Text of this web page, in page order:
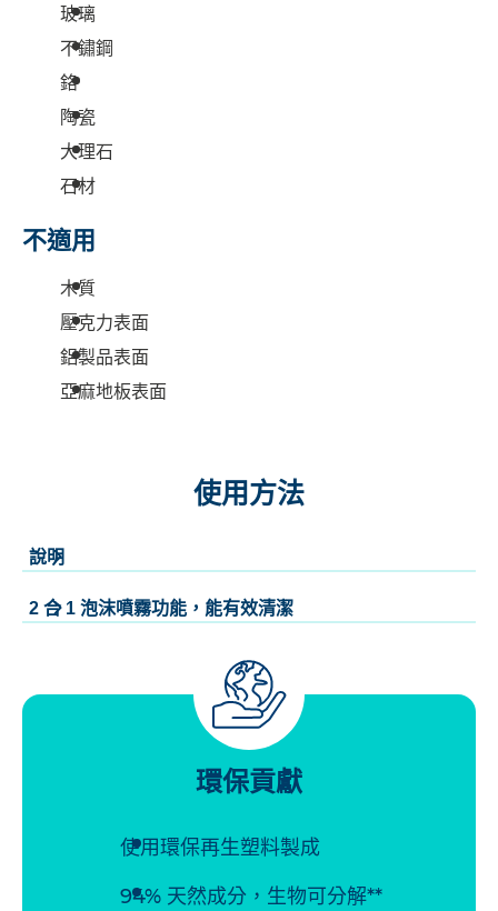
玻璃
不鏽鋼
鉻
陶瓷
大理石
石材
不適用
木質
壓克力表面
鋁製品表面
亞麻地板表面
使用方法
說明
2 合 1 泡沫噴霧功能，能有效清潔
環保貢獻
使用環保再生塑料製成
94% 天然成分，生物可分解**